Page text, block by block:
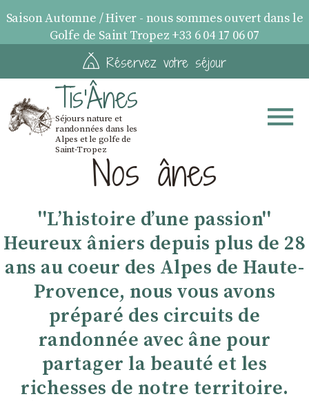
Saison Automne / Hiver - nous sommes ouvert dans le
Golfe de Saint Tropez +33 6 04 17 06 07
Réservez votre séjour
Tis'Ânes
Séjours nature et
randonnées dans les
Alpes et le golfe de
Saint-TropezNos ânes
''Lʼhistoire dʼune passion''
Heureux âniers depuis plus de 28
ans au coeur des Alpes de Haute-
Provence, nous vous avons
préparé des circuits de
randonnée avec âne pour
partager la beauté et les
richesses de notre territoire.